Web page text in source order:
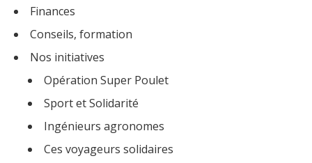
Finances
Conseils, formation
Nos initiatives
Opération Super Poulet
Sport et Solidarité
Ingénieurs agronomes
Ces voyageurs solidaires